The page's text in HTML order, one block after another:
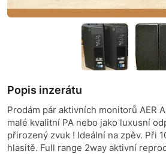
Popis inzerátu
Prodám pár aktivních monitorů AER
malé kvalitní PA nebo jako luxusní
přirozený zvuk ! Ideální na zpěv. Při
hlasitě. Full range 2way aktivní